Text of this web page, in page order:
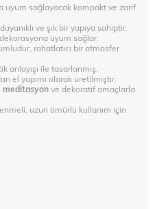
uyum sağlayacak kompakt ve zarif
, dayanıklı ve şık bir yapıya sahiptir.
uyum sağlar.
rahatlatıcı bir atmosfer
anlayışı ile tasarlanmış.
el yapımı olarak üretilmiştir.
meditasyonve dekoratif amaçlarla
uzun ömürlü kullanım için